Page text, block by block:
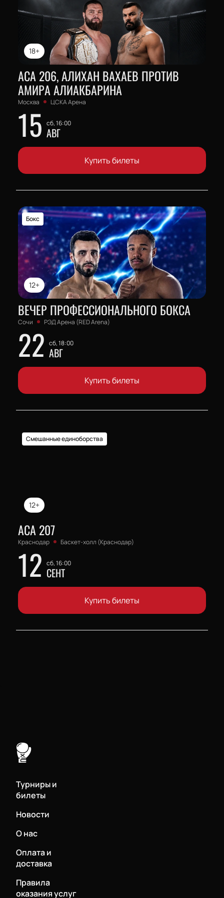
18+
АСА 206, АЛИХАН ВАХАЕВ ПРОТИВ
АМИРА АЛИАКБАРИНА
Москва ЦСКА Арена
15 сб, 16:00
АВГ
Купить билеты
12+
Бокс
ВЕЧЕР ПРОФЕССИОНАЛЬНОГО БОКСА
Сочи РЭД Арена (RED Arena)
22 сб, 18:00
АВГ
Купить билеты
12+
Смешанные единоборства
АСА 207
Краснодар Баскет-холл (Краснодар)
12 сб, 16:00
СЕНТ
Купить билеты
Турниры и
билеты
Новости
О нас
Оплата и
доставка
Правила
оказания услуг